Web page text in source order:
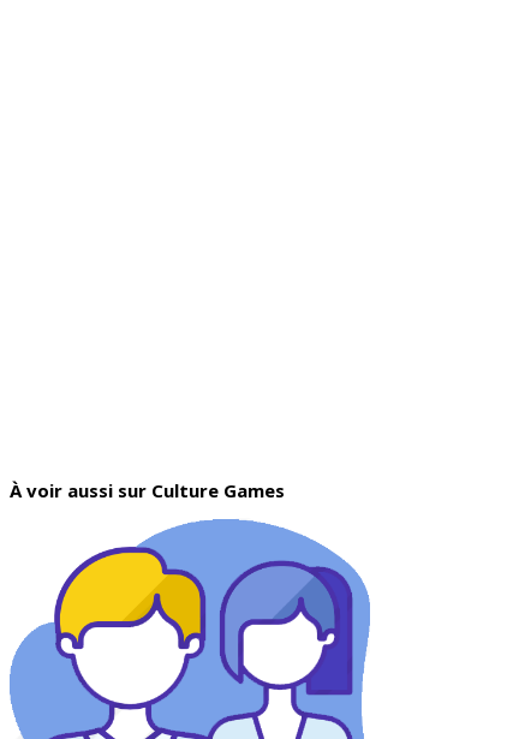
À voir aussi sur Culture Games